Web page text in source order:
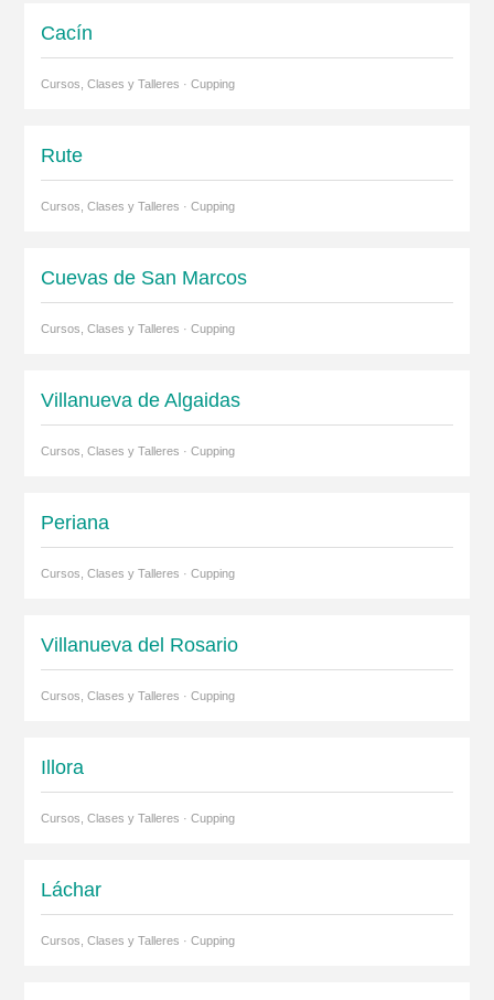
Cacín
Cursos, Clases y Talleres · Cupping
Rute
Cursos, Clases y Talleres · Cupping
Cuevas de San Marcos
Cursos, Clases y Talleres · Cupping
Villanueva de Algaidas
Cursos, Clases y Talleres · Cupping
Periana
Cursos, Clases y Talleres · Cupping
Villanueva del Rosario
Cursos, Clases y Talleres · Cupping
Illora
Cursos, Clases y Talleres · Cupping
Láchar
Cursos, Clases y Talleres · Cupping